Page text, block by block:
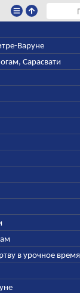
Варуне
Сарасвати
в урочное время